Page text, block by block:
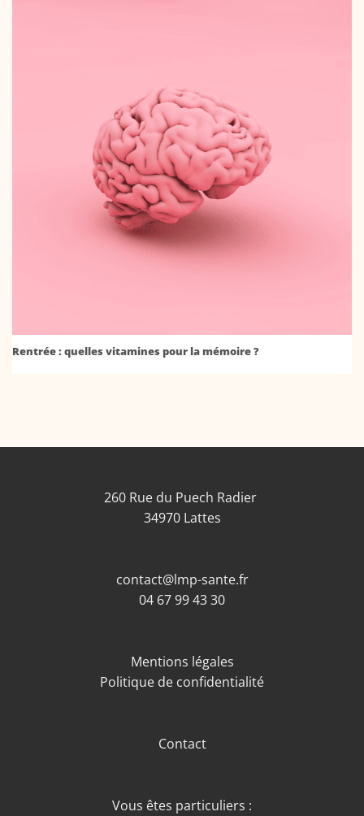
Rentrée : quelles vitamines pour la mémoire ?
260 Rue du Puech Radier
34970 Lattes
contact@lmp-sante.fr
04 67 99 43 30
Mentions légales
Politique de confidentialité
Contact
Vous êtes particuliers :